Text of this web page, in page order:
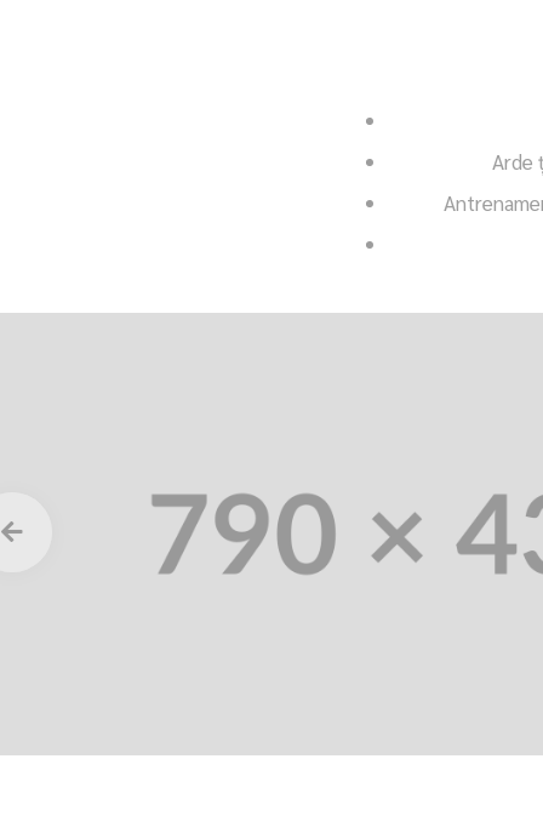
Arde